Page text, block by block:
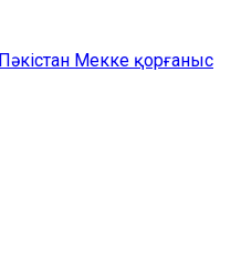
Мекке қорғаныс